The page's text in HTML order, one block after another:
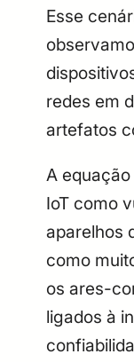
Esse
redes em
artefatos
A
IoT como
aparelhos
como
os ares-
ligados à